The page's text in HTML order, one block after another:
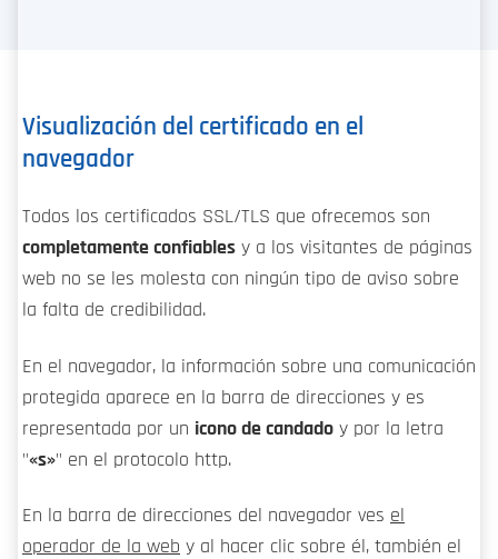
Visualización del certificado en el
navegador
Todos los certificados SSL/TLS que ofrecemos son
completamente confiables y a los visitantes de páginas
web no se les molesta con ningún tipo de aviso sobre
la falta de credibilidad.
En el navegador, la información sobre una comunicación
protegida aparece en la barra de direcciones y es
representada por un icono de candado y por la letra
"«s»" en el protocolo http.
En la barra de direcciones del navegador ves el
operador de la web y al hacer clic sobre él, también el